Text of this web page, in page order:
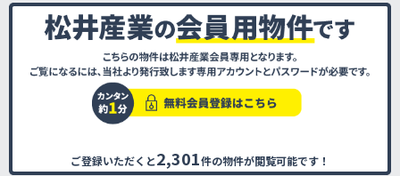
ご登録いただくと2,301件の物件が閲覧可能です！